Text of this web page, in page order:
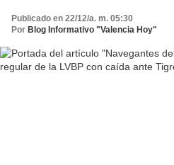
Publicado en 22/12/a. m. 05:30
Por Blog Informativo "Valencia Hoy"